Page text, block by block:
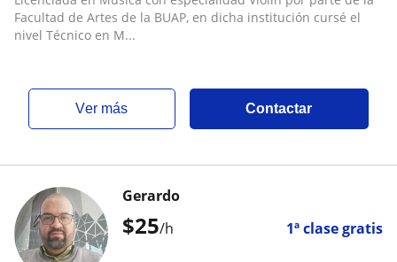
Facultad de Artes de la BUAP, en dicha institución cursé el
nivel Técnico en M...
ver más Contactar
$25/h 1ª clase gratis
Gerardo